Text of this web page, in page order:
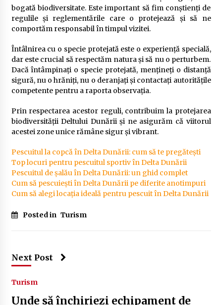
bogată biodiversitate. Este important să fim conștienți de
regulile și reglementările care o protejează și să ne
comportăm responsabil în timpul vizitei.
Întâlnirea cu o specie protejată este o experiență specială,
dar este crucial să respectăm natura și să nu o perturbem.
Dacă întâmpinați o specie protejată, mențineți o distanță
sigură, nu o hrăniți, nu o deranjați și contactați autoritățile
competente pentru a raporta observația.
Prin respectarea acestor reguli, contribuim la protejarea
biodiversității Deltului Dunării și ne asigurăm că viitorul
acestei zone unice rămâne sigur și vibrant.
Pescuitul la copcă în Delta Dunării: cum să te pregătești
Top locuri pentru pescuitul sportiv în Delta Dunării
Pescuitul de șalău în Delta Dunării: un ghid complet
Cum să pescuiești în Delta Dunării pe diferite anotimpuri
Cum să alegi locația ideală pentru pescuit în Delta Dunării
Posted in Turism
Next Post
Turism
Unde să închiriezi echipament de